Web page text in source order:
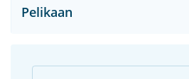
Pelikaan